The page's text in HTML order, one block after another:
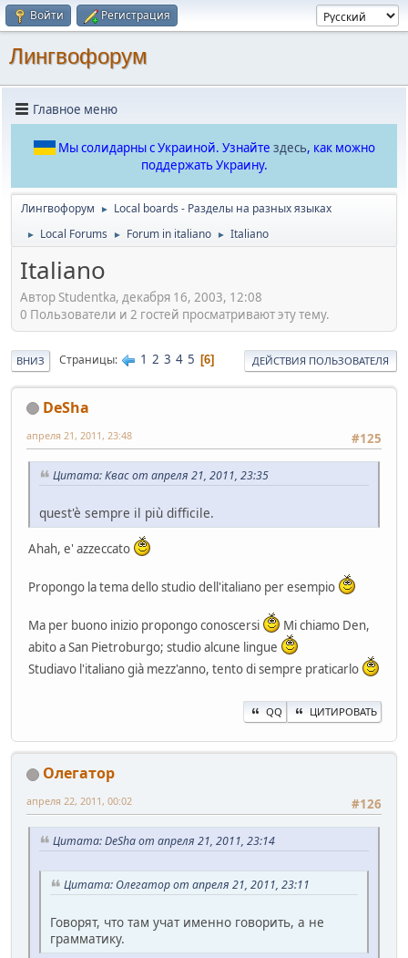
Войти Регистрация
Лингвофорум
Главное меню
Мы солидарны с Украиной. Узнайте здесь, как можно
поддержать Украину.
Лингвофорум ► Local boards - Разделы на разных языках
► Local Forums ► Forum in italiano ► Italiano
Italiano
Автор Studentka, декабря 16, 2003, 12:08
0 Пользователи и 2 гостей просматривают эту тему.
ВНИЗ Страницы 1 2 3 4 5 6 ДЕЙСТВИЯ ПОЛЬЗОВАТЕЛЯ
DeSha
#125
апреля 21, 2011, 23:48
Цитата: Квас от апреля 21, 2011, 23:35
quest'è sempre il più difficile.
Ahah, e' azzeccato
Propongo la tema dello studio dell'italiano per esempio
Ma per buono inizio propongo conoscersi
Mi chiamo Den,
abito a San Pietroburgo; studio alcune lingue
Studiavo l'italiano già mezz'anno, tento di sempre praticarlo
QQ ЦИТИРОВАТЬ
Олегатор
#126
апреля 22, 2011, 00:02
Цитата: DeSha от апреля 21, 2011, 23:14
Цитата: Олегатор от апреля 21, 2011, 23:11
Говорят, что там учат именно говорить, а не
грамматику.